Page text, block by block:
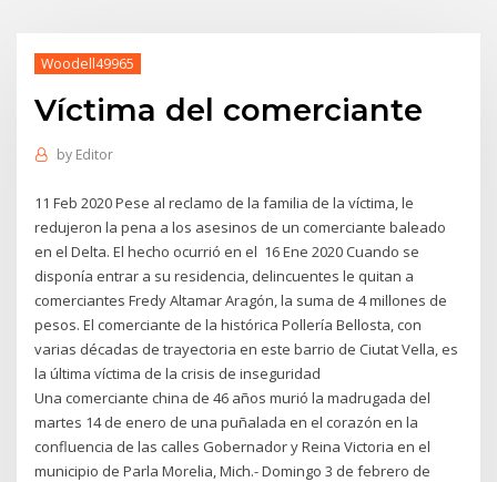
Woodell49965
Víctima del comerciante
by Editor
11 Feb 2020 Pese al reclamo de la familia de la víctima, le
redujeron la pena a los asesinos de un comerciante baleado
en el Delta. El hecho ocurrió en el 16 Ene 2020 Cuando se
disponía entrar a su residencia, delincuentes le quitan a
comerciantes Fredy Altamar Aragón, la suma de 4 millones de
pesos. El comerciante de la histórica Pollería Bellosta, con
varias décadas de trayectoria en este barrio de Ciutat Vella, es
la última víctima de la crisis de inseguridad
Una comerciante china de 46 años murió la madrugada del
martes 14 de enero de una puñalada en el corazón en la
confluencia de las calles Gobernador y Reina Victoria en el
municipio de Parla Morelia, Mich.- Domingo 3 de febrero de